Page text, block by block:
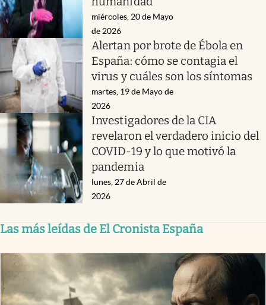
miércoles, 20 de Mayo
de 2026
Alertan por brote de Ébola en
España: cómo se contagia el
virus y cuáles son los síntomas
martes, 19 de Mayo de
2026
Investigadores de la CIA
revelaron el verdadero inicio del
COVID-19 y lo que motivó la
pandemia
lunes, 27 de Abril de
2026
Las más leídas de El Cronista España